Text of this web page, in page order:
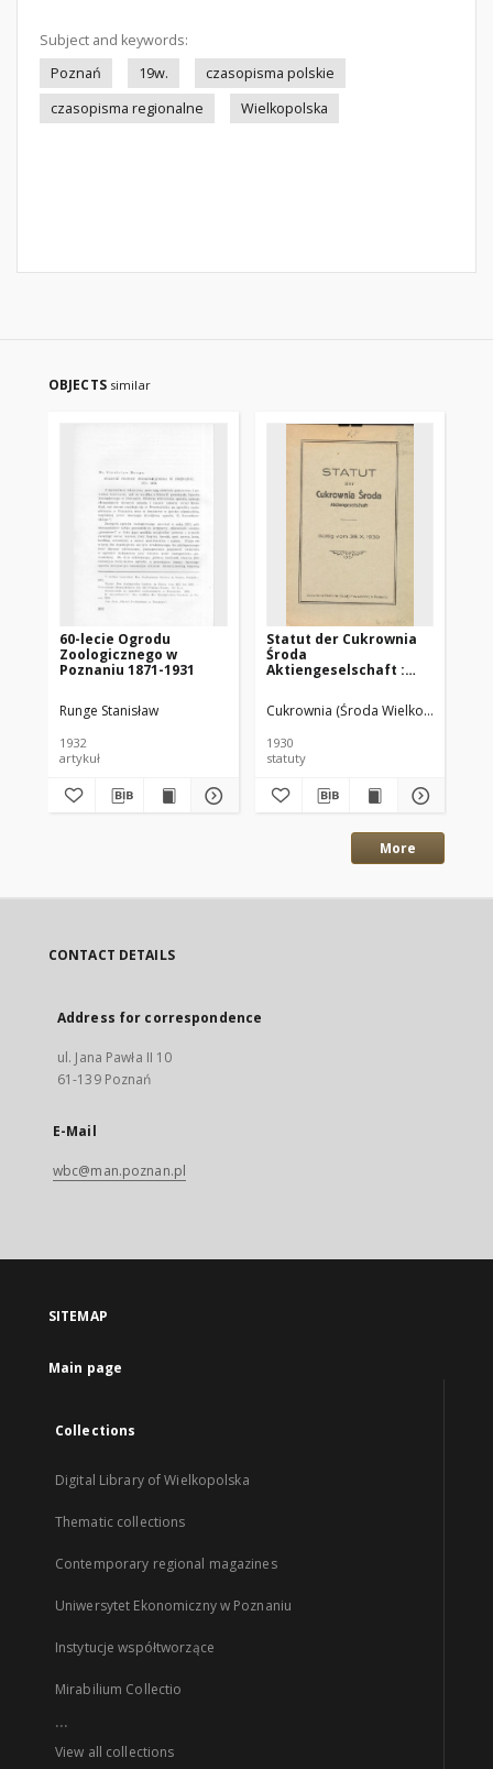
Subject and keywords:
Poznań
19w.
czasopisma polskie
czasopisma regionalne
Wielkopolska
OBJECTS similar
60-lecie Ogrodu
Zoologicznego w
Poznaniu 1871-1931
Runge Stanisław
1932
artykuł
Statut der Cukrownia
Środa
Aktiengeselschaft :
Cukrownia (Środa Wielkopolska)
1930
statuty
More
CONTACT DETAILS
Address for correspondence
ul. Jana Pawła II 10
61-139 Poznań
E-Mail
wbc@man.poznan.pl
SITEMAP
Main page
Collections
Digital Library of Wielkopolska
Thematic collections
Contemporary regional magazines
Uniwersytet Ekonomiczny w Poznaniu
Instytucje współtworzące
Mirabilium Collectio
...
View all collections